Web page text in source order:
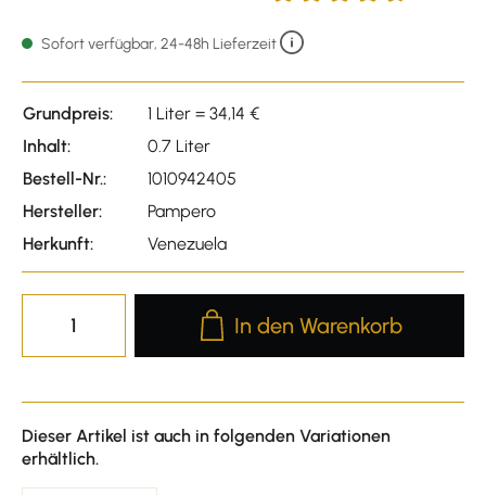
Sofort verfügbar, 24-48h Lieferzeit
Grundpreis:
1 Liter = 34,14 €
Inhalt:
0.7 Liter
Bestell-Nr.:
1010942405
Hersteller:
Pampero
Herkunft:
Venezuela
Produkt Anzahl: Gib den
In den Warenkorb
Dieser Artikel ist auch in folgenden Variationen
erhältlich.